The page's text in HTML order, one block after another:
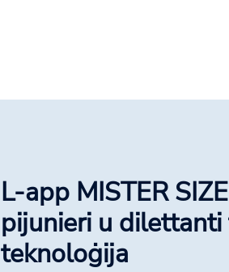
L-app MISTER
pijunieri u
teknoloġija